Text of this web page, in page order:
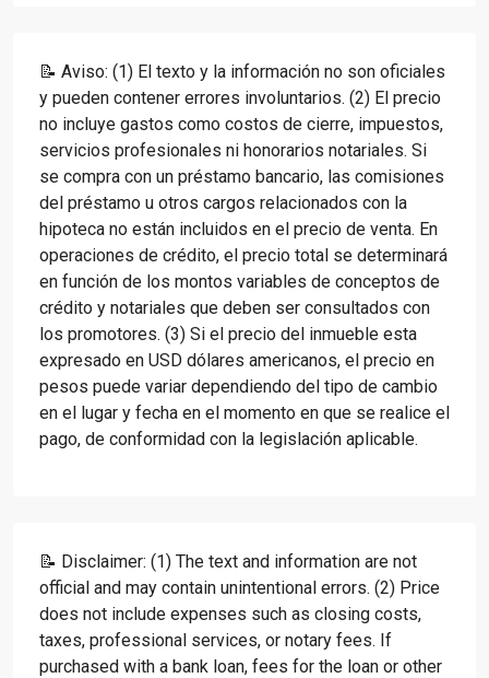
📝 Aviso: (1) El texto y la información no son oficiales
y pueden contener errores involuntarios. (2) El precio
no incluye gastos como costos de cierre, impuestos,
servicios profesionales ni honorarios notariales. Si
se compra con un préstamo bancario, las comisiones
del préstamo u otros cargos relacionados con la
hipoteca no están incluidos en el precio de venta. En
operaciones de crédito, el precio total se determinará
en función de los montos variables de conceptos de
crédito y notariales que deben ser consultados con
los promotores. (3) Si el precio del inmueble esta
expresado en USD dólares americanos, el precio en
pesos puede variar dependiendo del tipo de cambio
en el lugar y fecha en el momento en que se realice el
pago, de conformidad con la legislación aplicable.
📝 Disclaimer: (1) The text and information are not
official and may contain unintentional errors. (2) Price
does not include expenses such as closing costs,
taxes, professional services, or notary fees. If
purchased with a bank loan, fees for the loan or other